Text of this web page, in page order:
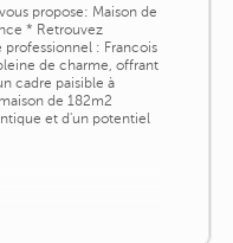
propose: Maison de
* Retrouvez
: Francois
de charme, offrant
cadre paisible à
de 182m2
et d'un potentiel